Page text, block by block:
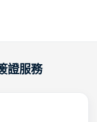
證服務